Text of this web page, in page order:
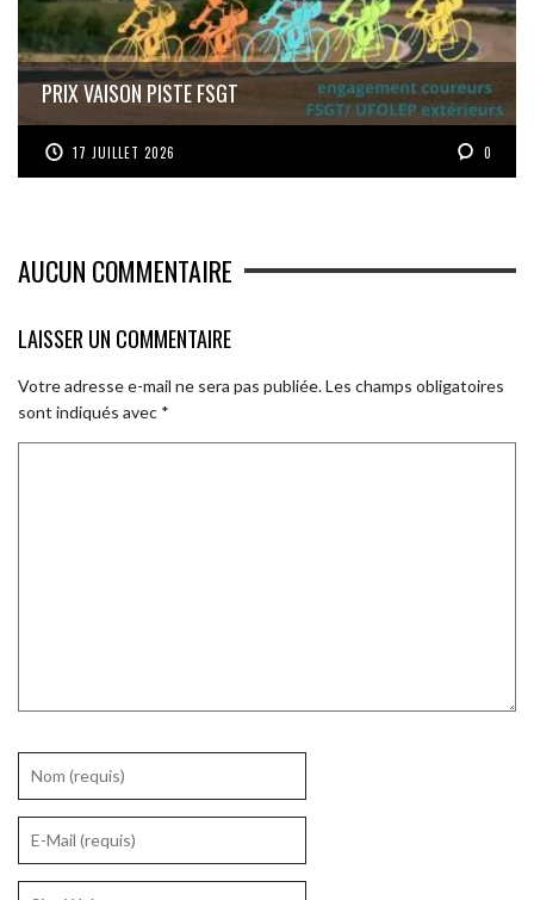
PRIX VAISON PISTE FSGT
17 JUILLET 2026 0
AUCUN COMMENTAIRE
LAISSER UN COMMENTAIRE
Votre adresse e-mail ne sera pas publiée.Les champs obligatoires
sont indiqués avec *